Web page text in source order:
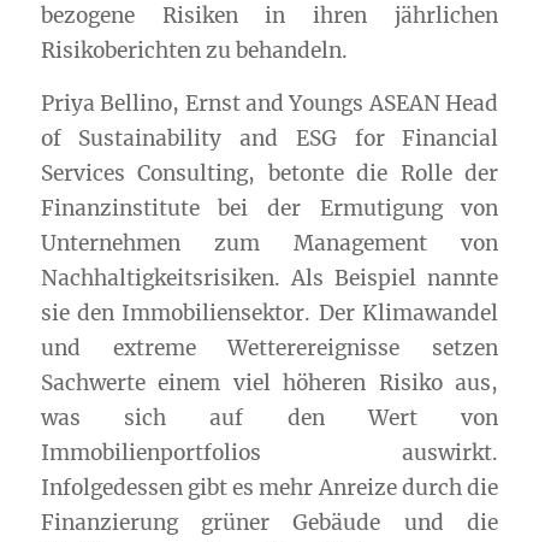
bezogene Risiken in ihren jährlichen
Risikoberichten zu behandeln.
Priya Bellino, Ernst and Youngs ASEAN Head
of Sustainability and ESG for Financial
Services Consulting, betonte die Rolle der
Finanzinstitute bei der Ermutigung von
Unternehmen zum Management von
Nachhaltigkeitsrisiken. Als Beispiel nannte
sie den Immobiliensektor. Der Klimawandel
und extreme Wetterereignisse setzen
Sachwerte einem viel höheren Risiko aus,
was sich auf den Wert von
Immobilienportfolios auswirkt.
Infolgedessen gibt es mehr Anreize durch die
Finanzierung grüner Gebäude und die